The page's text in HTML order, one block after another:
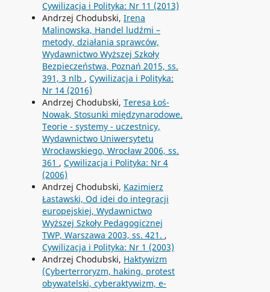
Cywilizacja i Polityka: Nr 11 (2013)
Andrzej Chodubski, Irena
Malinowska, Handel ludźmi –
metody, działania sprawców,
Wydawnictwo Wyższej Szkoły
Bezpieczeństwa, Poznań 2015, ss.
391, 3 nlb , Cywilizacja i Polityka:
Nr 14 (2016)
Andrzej Chodubski, Teresa Łoś-
Nowak, Stosunki międzynarodowe.
Teorie - systemy - uczestnicy,
Wydawnictwo Uniwersytetu
Wrocławskiego, Wrocław 2006, ss.
361 , Cywilizacja i Polityka: Nr 4
(2006)
Andrzej Chodubski, Kazimierz
Łastawski, Od idei do integracji
europejskiej, Wydawnictwo
Wyższej Szkoły Pedagogicznej
TWP, Warszawa 2003, ss. 421. ,
Cywilizacja i Polityka: Nr 1 (2003)
Andrzej Chodubski, Haktywizm
(Cyberterroryzm, haking, protest
obywatelski, cyberaktywizm, e-